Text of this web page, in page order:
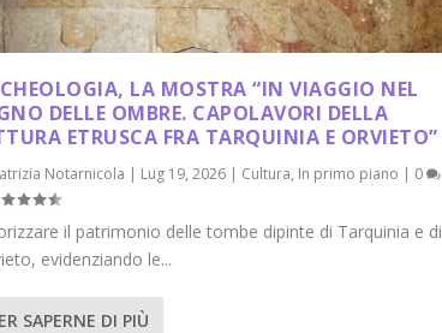
E D...
LA MOSTRA “IN VIAGGIO NEL
DELLE OMBRE. CAPOLAVORI DELLA
ETRUSCA FRA TARQUINIA E ORVIETO”
Notarnicola | Lug 19, 2026| Cultura, In primo piano | 0
il patrimonio delle tombe dipinte di Tarquinia e di
evidenziando le...
SAPERNE DI PIÙ